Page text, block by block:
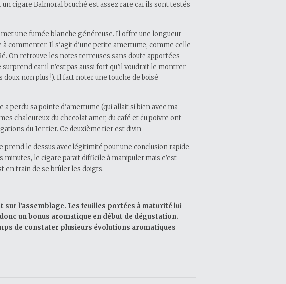
cigare Balmoral bouché est assez rare car ils sont testés
une fumée blanche généreuse. Il offre une longueur
commenter. Il s’agit d’une petite amertume, comme celle
On retrouve les notes terreuses sans doute apportées
surprend car il n’est pas aussi fort qu’il voudrait le montrer
doux non plus !). Il faut noter une touche de boisé
a perdu sa pointe d’amertume (qui allait si bien avec ma
chaleureux du chocolat amer, du café et du poivre ont
du 1er tier. Ce deuxième tier est divin !
prend le dessus avec légitimité pour une conclusion rapide.
minutes, le cigare parait difficile à manipuler mais c’est
en train de se brûler les doigts.
l’assemblage. Les feuilles portées à maturité lui
un bonus aromatique en début de dégustation.
de constater plusieurs évolutions aromatiques